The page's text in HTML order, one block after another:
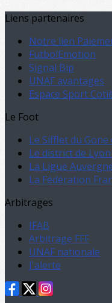
Liens partenaires
Notre lien
FutbolEmotion
Signal Bip
UNAF avantages
Espace Sport
Le Foot
Le Sifflet du
Le district de
La Ligue
La Fédération
Arbitrages
IFAB
Arbitrage FFF
UNAF nationale
J'alerte